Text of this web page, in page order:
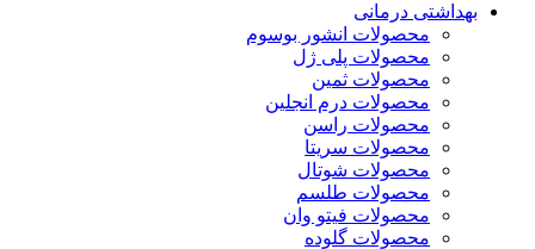
بهداشتی درمانی
محصولات انشور بوسوم
محصولات پلی ژل
محصولات ثمین
محصولات درم انجلین
محصولات راسن
محصولات سریتا
محصولات شوتال
محصولات طلسم
محصولات فیتو وان
محصولات گلوده